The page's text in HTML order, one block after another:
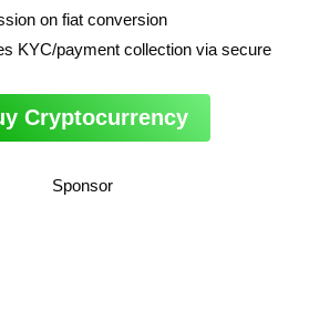
on fiat conversion
KYC/payment collection via secure
Cryptocurrency
Sponsor